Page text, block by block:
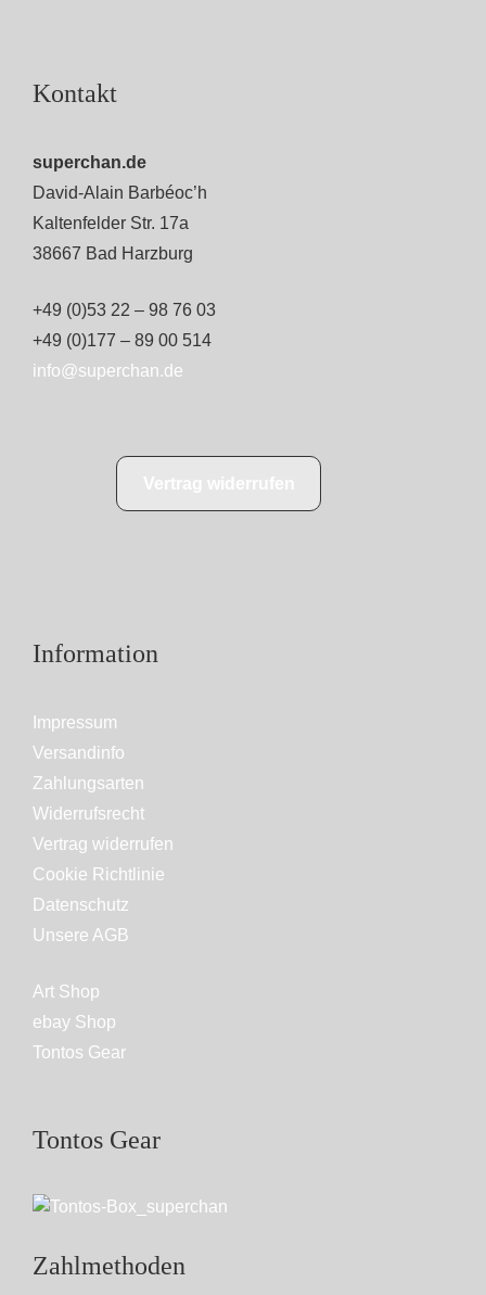
Kontakt
superchan.de
David-Alain Barbéoc’h
Kaltenfelder Str. 17a
38667 Bad Harzburg
+49 (0)53 22 – 98 76 03
+49 (0)177 – 89 00 514
info@superchan.de
Information
Impressum
Versandinfo
Zahlungsarten
Widerrufsrecht
Vertrag widerrufen
Cookie Richtlinie
Datenschutz
Unsere AGB
Art Shop
ebay Shop
Tontos Gear
Tontos Gear
Zahlmethoden